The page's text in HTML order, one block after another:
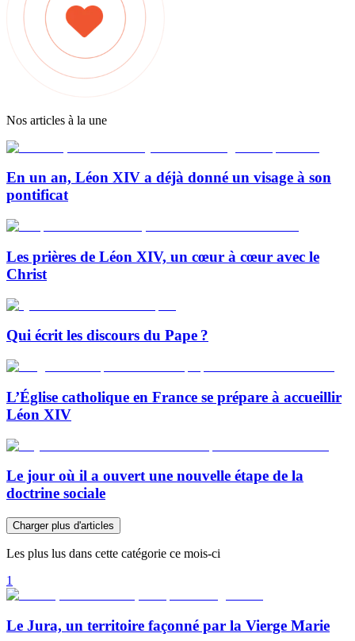
Nos articles à la une
En un an, Léon XIV a déjà donné un visage à son
pontificat
Les prières de Léon XIV, un cœur à cœur avec le
Christ
Qui écrit les discours du Pape ?
L’Église catholique en France se prépare à accueillir
Léon XIV
Le jour où il a ouvert une nouvelle étape de la
doctrine sociale
Charger plus d'articles
Les plus lus dans cette catégorie ce mois-ci
1
Le Jura, un territoire façonné par la Vierge Marie